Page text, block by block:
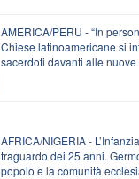
AMERICA/PERÙ - “In
Chiese latinoamericane si
sacerdoti davanti alle
AFRICA/NIGERIA -
traguardo dei 25 anni.
popolo e la comunità